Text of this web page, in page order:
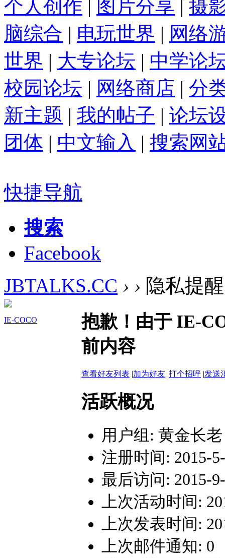
个人创作 | 图片分享 | 摄
脑综合 | 电玩世界 | 网络
世界 | 大专论坛 | 中学论
校园论坛 | 网络商店 | 分
新主题 | 我的帖子 | 论坛
团体 | 中文输入 | 搜索网
快捷导航
搜索
Facebook
JBTALKS.CC › › 隐私提醒
IE-COCO
抱歉！由于 IE-
前内容
查看好友列表 |加为好友 |打个招呼 |发送
活跃概况
用户组: 黄金长老
注册时间: 2015-
最后访问: 2015-
上次活动时间:
上次发表时间:
上次邮件通知: 0